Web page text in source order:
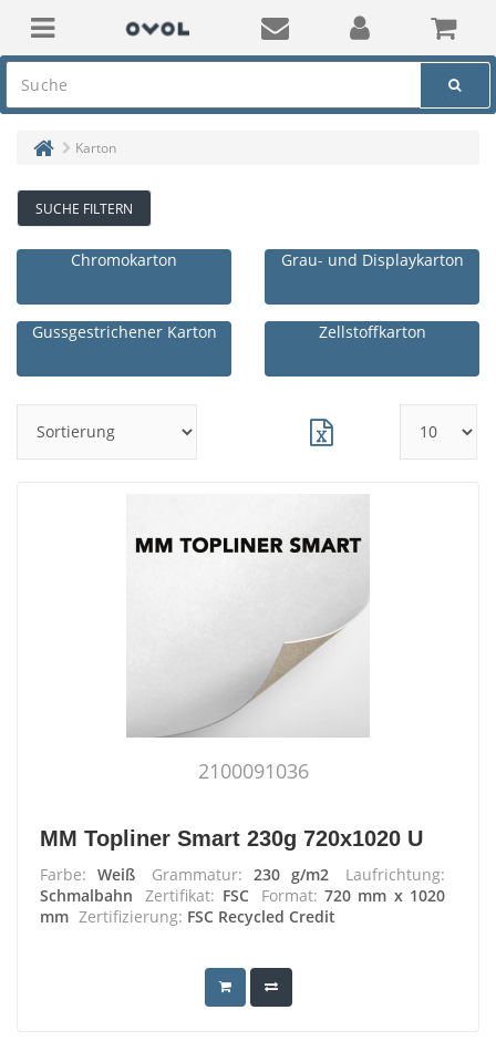
Karton
SUCHE FILTERN
Chromokarton Grau- und Displaykarton
Gussgestrichener Karton Zellstoffkarton
2100091036
MM Topliner Smart 230g 720x1020 U
Farbe: Weiß Grammatur: 230 g/m2
Laufrichtung:
Schmalbahn
Zertifikat: FSC Format:720 mm x 1020
mm Zertifizierung: FSC Recycled Credit